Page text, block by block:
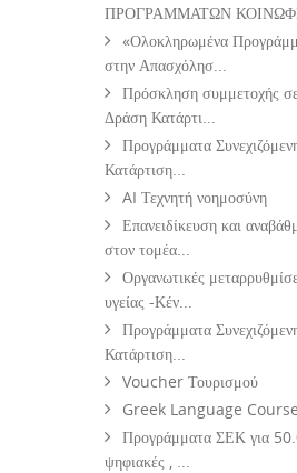
ΠΡΟΓΡΑΜΜΑΤΩΝ
«Ολοκληρωμένα
στην Απασχόλησ...
Πρόσκληση συμμετοχής
Δράση Κατάρτι...
Προγράμματα
Κατάρτιση...
AI Τεχνητή νοημοσύνη
Επανειδίκευση και
στον τομέα...
Οργανωτικές
υγείας -Κέν...
Προγράμματα
Κατάρτιση...
Voucher Τουρισμού
Greek Language
Προγράμματα ΣΕΚ για
ψηφιακές , ...